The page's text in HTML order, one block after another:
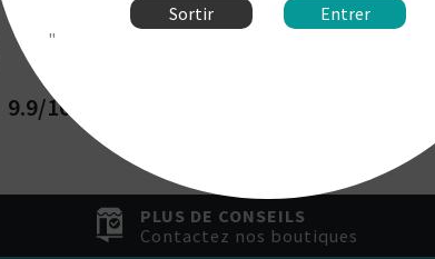
9.9/10
PLUS DE CONSEILS
Contactez nos boutiques
Sortir
Entrer
"